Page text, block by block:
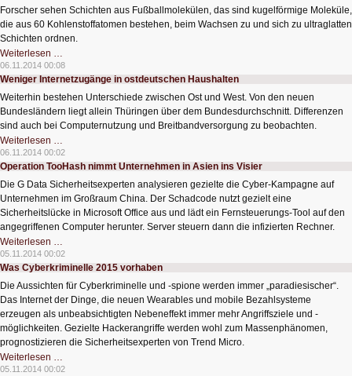
erleben
Forscher sehen Schichten aus Fußballmolekülen, das sind kugelförmige Moleküle,
die aus 60 Kohlenstoffatomen bestehen, beim Wachsen zu und sich zu ultraglatten
Schichten ordnen.
Weiterlesen …
aus
dem
Nanokosmos
06.11.2014 00:08
Weniger Internetzugänge in ostdeutschen Haushalten
Weiterhin bestehen Unterschiede zwischen Ost und West. Von den neuen
Bundesländern liegt allein Thüringen über dem Bundesdurchschnitt. Differenzen
sind auch bei Computernutzung und Breitbandversorgung zu beobachten.
Weiterlesen …
Internetzugänge
in
ostdeutschen
06.11.2014 00:02
Operation TooHash nimmt Unternehmen in Asien ins Visier
Die G Data Sicherheitsexperten analysieren gezielte die Cyber-Kampagne auf
Unternehmen im Großraum China. Der Schadcode nutzt gezielt eine
Sicherheitslücke in Microsoft Office aus und lädt ein Fernsteuerungs-Tool auf den
angegriffenen Computer herunter. Server steuern dann die infizierten Rechner.
Weiterlesen …
TooHash
nimmt
Unternehmen
Asien
ins
05.11.2014 00:02
Was Cyberkriminelle 2015 vorhaben
Die Aussichten für Cyberkriminelle und -spione werden immer „paradiesischer“.
Das Internet der Dinge, die neuen Wearables und mobile Bezahlsysteme
erzeugen als unbeabsichtigten Nebeneffekt immer mehr Angriffsziele und -
möglichkeiten. Gezielte Hackerangriffe werden wohl zum Massenphänomen,
prognostizieren die Sicherheitsexperten von Trend Micro.
Weiterlesen …
Cyberkriminelle
05.11.2014 00:02